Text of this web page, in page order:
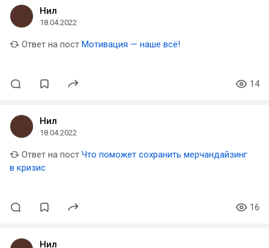
Нил
18.04.2022
Ответ на пост Мотивация — наше всё!
14
Нил
18.04.2022
Ответ на пост Что поможет сохранить мерчандайзинг
в кризис
16
Нил